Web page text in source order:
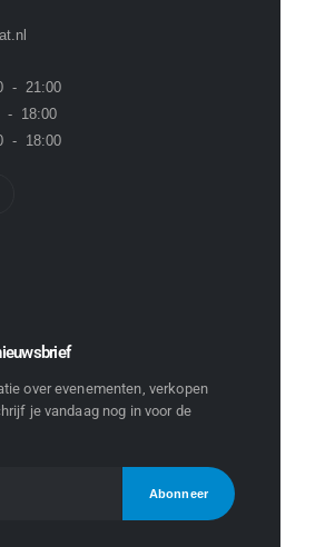
21:00
18:00
18:00
over evenementen, verkopen
je vandaag nog in voor de